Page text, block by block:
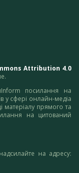
Attribution 4.0
посилання на
у сфері онлайн-медіа
прямого та
на цитований
на адресу: